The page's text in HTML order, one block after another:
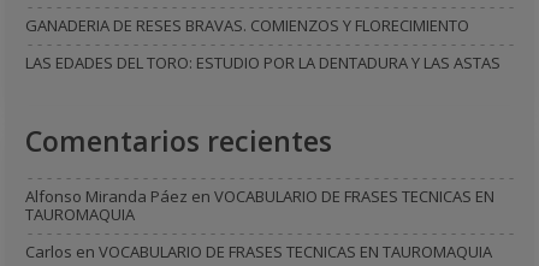
GANADERIA DE RESES BRAVAS. COMIENZOS Y FLORECIMIENTO
LAS EDADES DEL TORO: ESTUDIO POR LA DENTADURA Y LAS ASTAS
Comentarios recientes
Alfonso Miranda Páez enVOCABULARIO DE FRASES TECNICAS EN
TAUROMAQUIA
Carlos enVOCABULARIO DE FRASES TECNICAS EN TAUROMAQUIA